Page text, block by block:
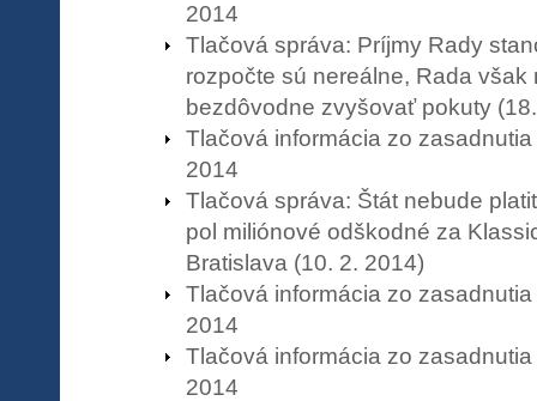
2014
Tlačová správa: Príjmy Rady
rozpočte sú nereálne, Rada však
bezdôvodne zvyšovať pokuty
Tlačová informácia zo
2014
Tlačová správa: Štát nebude
pol miliónové odškodné za
Bratislava (10. 2. 2014)
Tlačová informácia zo
2014
Tlačová informácia zo
2014